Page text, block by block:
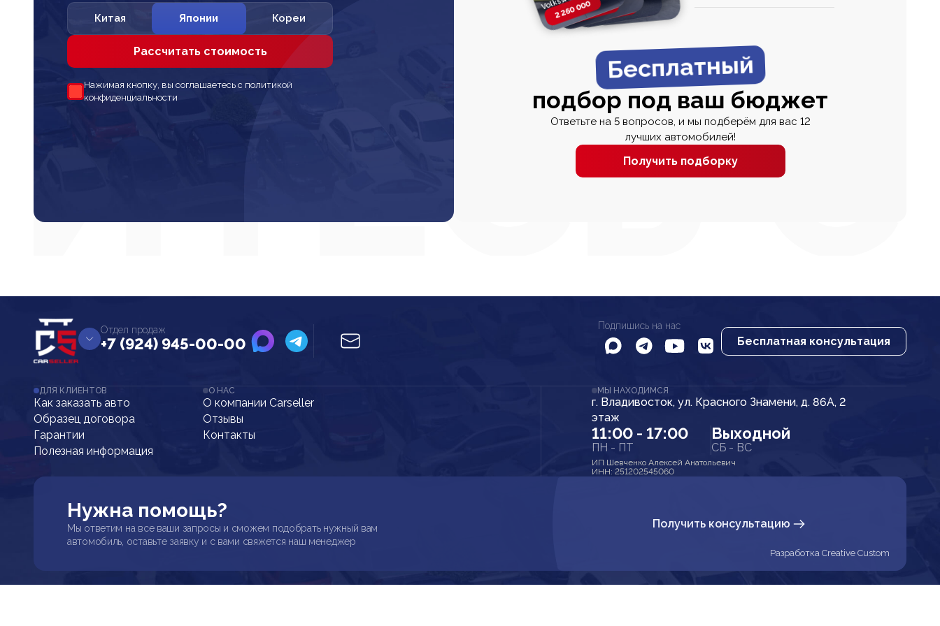
Китая Японии Кореи
Рассчитать стоимость
Нажимая кнопку, вы соглашаетесь с политикой
конфиденциальности
2 260 0002 820 000
2 820 0002 670 000
Бесплатный
подбор под ваш бюджет
Ответьте на 5 вопросов, и мы подберём для вас 12
лучших автомобилей!
Получить подборку
Отдел продаж
+7 (924) 945-00-00
Подпишись на нас
Бесплатная консультация
ДЛЯ КЛИЕНТОВ
Как заказать авто
Образец договора
Гарантии
Полезная информация
О НАС
О компании Carseller
Отзывы
Контакты
МЫ НАХОДИМСЯ
г. Владивосток, ул. Красного Знамени, д. 86А, 2
этаж
11:00 - 17:00
ПН - ПТ
Выходной
СБ - ВС
ИП Шевченко Алексей Анатольевич
ИНН: 251202545060
Нужна помощь?
Мы ответим на все ваши запросы и сможем подобрать нужный вам
автомобиль, оставьте заявку и с вами свяжется наш менеджер
Получить консультацию
Разработка Creative Custom